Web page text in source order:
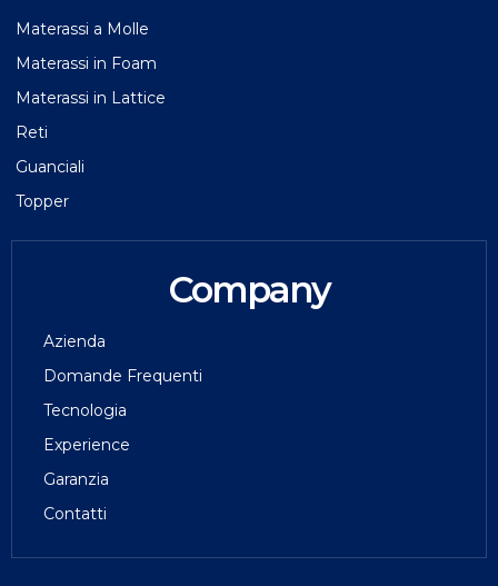
Materassi a Molle
Materassi in Foam
Materassi in Lattice
Reti
Guanciali
Topper
Company
Azienda
Domande Frequenti
Tecnologia
Experience
Garanzia
Contatti